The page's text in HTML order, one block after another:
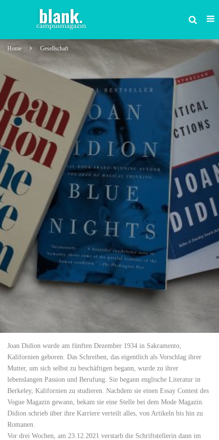
Home Gesellschaft
Joan Didion wurde am fünften Dezember 1934 in Sakramento,
Kalifornien geboren. Das Schreiben, das eigentlich als Vorschlag ihrer
Mutter, um sich selbst zu beschäftigen begann, wurde zu ihrer
lebenslangen Passion und Berufung. Sie begann englische Literatur in
Berkeley, Kalifornien zu studieren. Nachdem sie einen Essay Contest des
Vogue Magazin gewann, bekam sie eine Stelle bei dem Mode Magazin.
Didion schrieb über ihre Karriere verteilt alles, von Artikeln bis hin zu
Romanen.
Vor drei Wochen, am 23.12.2021 verstarb die Schriftstellerin dann im